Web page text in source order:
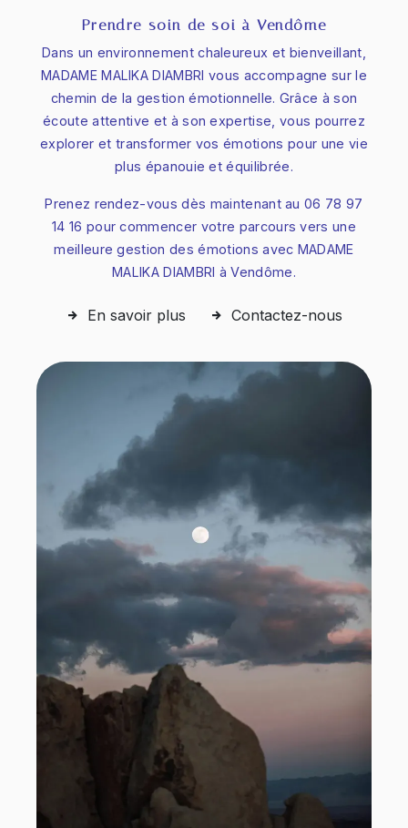
Prendre soin de soi à Vendôme
Dans un environnement chaleureux et bienveillant,
MADAME MALIKA DIAMBRI vous accompagne sur le
chemin de la gestion émotionnelle. Grâce à son
écoute attentive et à son expertise, vous pourrez
explorer et transformer vos émotions pour une vie
plus épanouie et équilibrée.
Prenez rendez-vous dès maintenant au 06 78 97
14 16 pour commencer votre parcours vers une
meilleure gestion des émotions avec MADAME
MALIKA DIAMBRI à Vendôme.
En savoir plus Contactez-nous